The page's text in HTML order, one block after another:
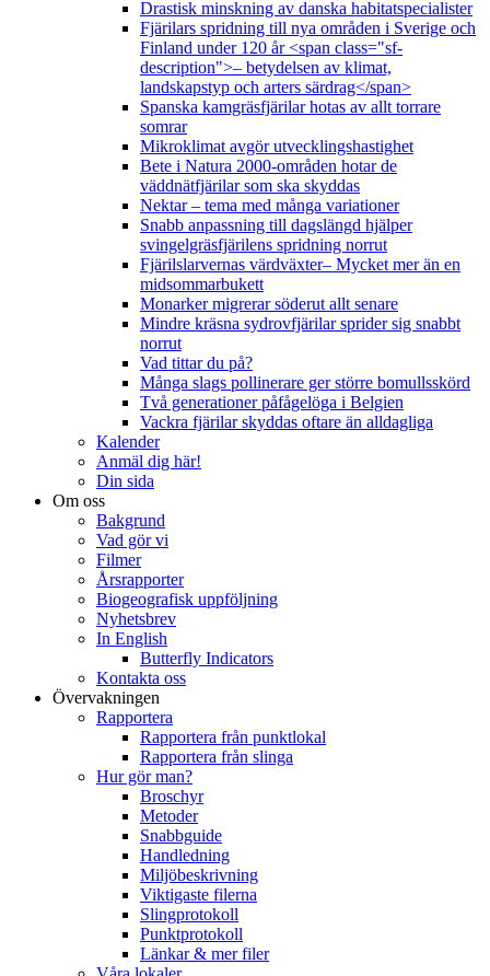
Drastisk minskning av danska habitatspecialister
Fjärilars spridning till nya områden i Sverige och
Finland under 120 år <span class="sf-
description">– betydelsen av klimat,
landskapstyp och arters särdrag</span>
Spanska kamgräsfjärilar hotas av allt torrare
somrar
Mikroklimat avgör utvecklingshastighet
Bete i Natura 2000-områden hotar de
väddnätfjärilar som ska skyddas
Nektar – tema med många variationer
Snabb anpassning till dagslängd hjälper
svingelgräsfjärilens spridning norrut
Fjärilslarvernas värdväxter– Mycket mer än en
midsommarbukett
Monarker migrerar söderut allt senare
Mindre kräsna sydrovfjärilar sprider sig snabbt
norrut
Vad tittar du på?
Många slags pollinerare ger större bomullsskörd
Två generationer påfågelöga i Belgien
Vackra fjärilar skyddas oftare än alldagliga
Kalender
Anmäl dig här!
Din sida
Om oss
Bakgrund
Vad gör vi
Filmer
Årsrapporter
Biogeografisk uppföljning
Nyhetsbrev
In English
Butterfly Indicators
Kontakta oss
Övervakningen
Rapportera
Rapportera från punktlokal
Rapportera från slinga
Hur gör man?
Broschyr
Metoder
Snabbguide
Handledning
Miljöbeskrivning
Viktigaste filerna
Slingprotokoll
Punktprotokoll
Länkar & mer filer